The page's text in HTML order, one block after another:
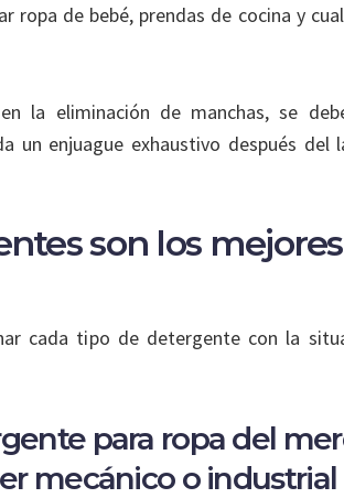
ropa de bebé, prendas de cocina y
la eliminación de manchas, se
un enjuague exhaustivo después
son los
cada tipo de detergente con la
para ropa del
mecánico o industrial